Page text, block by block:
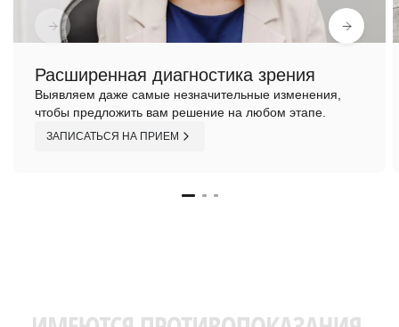
Расширенная диагностика зрения
Выявляем даже самые незначительные изменения,
чтобы предложить вам решение на любом этапе.
ЗАПИСАТЬСЯ НА ПРИЕМ